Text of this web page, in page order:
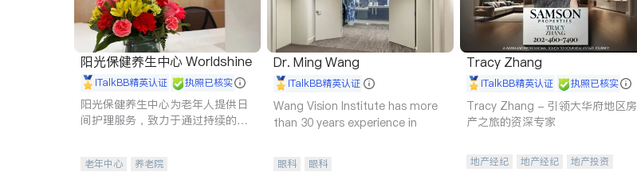
阳光保健养生中心 Worldshine
iTalkBB精英认证 执照已核实
阳光保健养生中心为老年人提供日
间护理服务，致力于通过持续的护
老年中心 养老院
Dr. Ming Wang
iTalkBB精英认证
Wang Vision Institute has more
than 30 years experience in
眼科 眼科
Tracy Zhang
iTalkBB精英认证 执照已核实
Tracy Zhang - 引领大华府地区房
产之旅的资深专家
地产经纪 地产经纪
地产投资